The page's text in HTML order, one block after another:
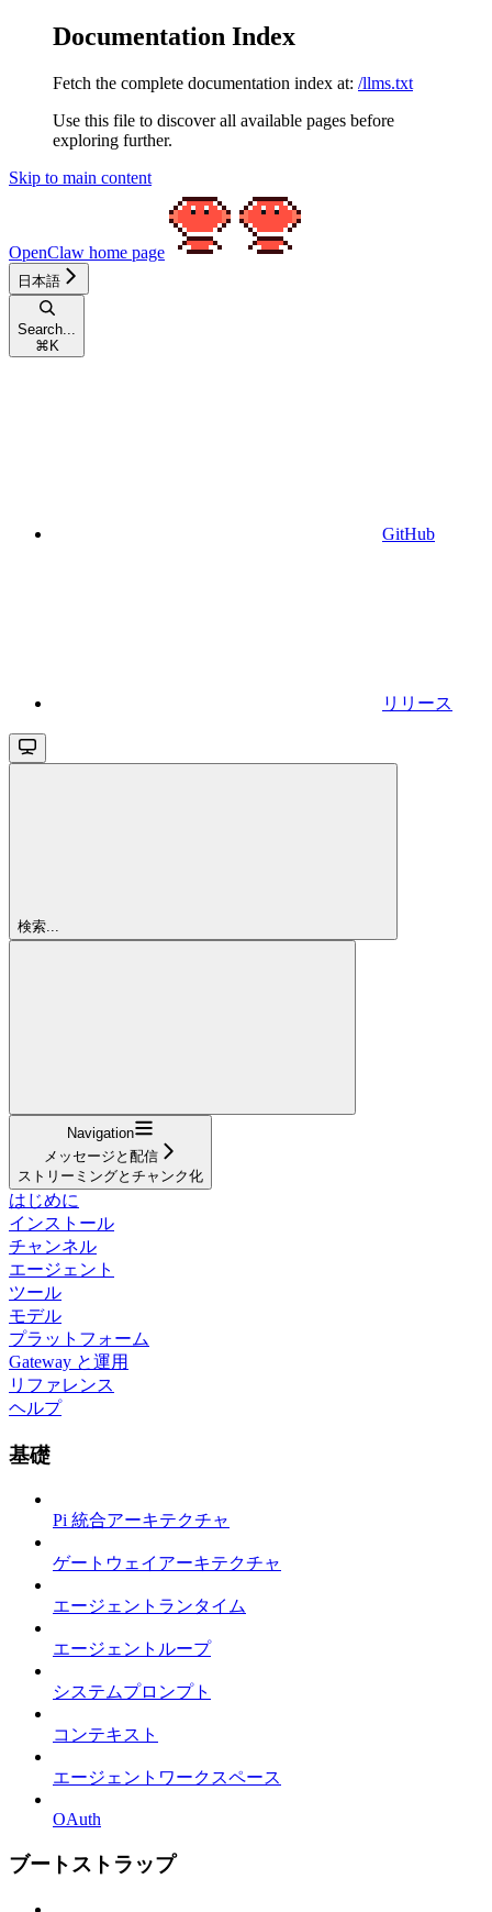
Documentation Index
Fetch the complete documentation index at: /llms.txt
Use this file to discover all available pages before
exploring further.
Skip to main content
OpenClaw home page
日本語
Search...
⌘ K
GitHub
リリース
検索...
Navigation
メッセージと配信
ストリーミングとチャンク化
はじめに
インストール
チャンネル
エージェント
ツール
モデル
プラットフォーム
Gateway と運用
リファレンス
ヘルプ
基礎
Pi 統合アーキテクチャ
ゲートウェイアーキテクチャ
エージェントランタイム
エージェントループ
システムプロンプト
コンテキスト
エージェントワークスペース
OAuth
ブートストラップ